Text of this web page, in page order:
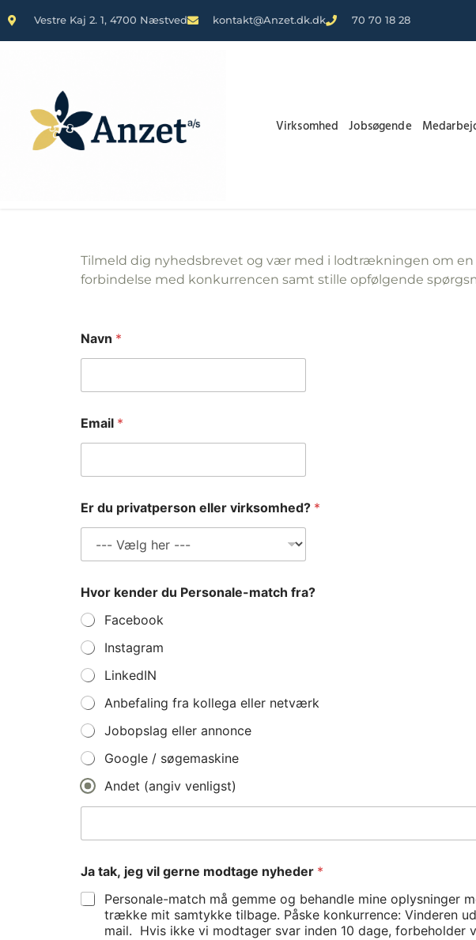
Vestre Kaj 2. 1, 4700 Næstved kontakt@Anzet.dk.dk 70 70 18 28
Virksomhed Jobsøgende
Tilmeld dig nyhedsbrevet og vær med i lodtrækningen om en
forbindelse med konkurrencen samt stille opfølgende
Navn *
Email *
Er du privatperson eller virksomhed? *
Hvor kender du Personale-match fra?
Facebook
Instagram
LinkedIN
Anbefaling fra kollega eller netværk
Jobopslag eller annonce
Google / søgemaskine
Andet (angiv venligst)
l
l
e
Ja tak, jeg vil gerne modtage nyheder *
Personale-match må gemme og behandle mine oplysninger
trække mit samtykke tilbage. Påske konkurrence: Vinderen
mail. Hvis ikke vi modtager svar inden 10 dage,